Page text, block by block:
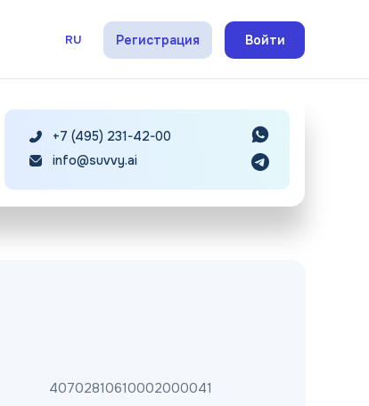
RU Регистрация Войти
info@suvvy.ai
+7 (495) 231-42-00
40702810610002000041